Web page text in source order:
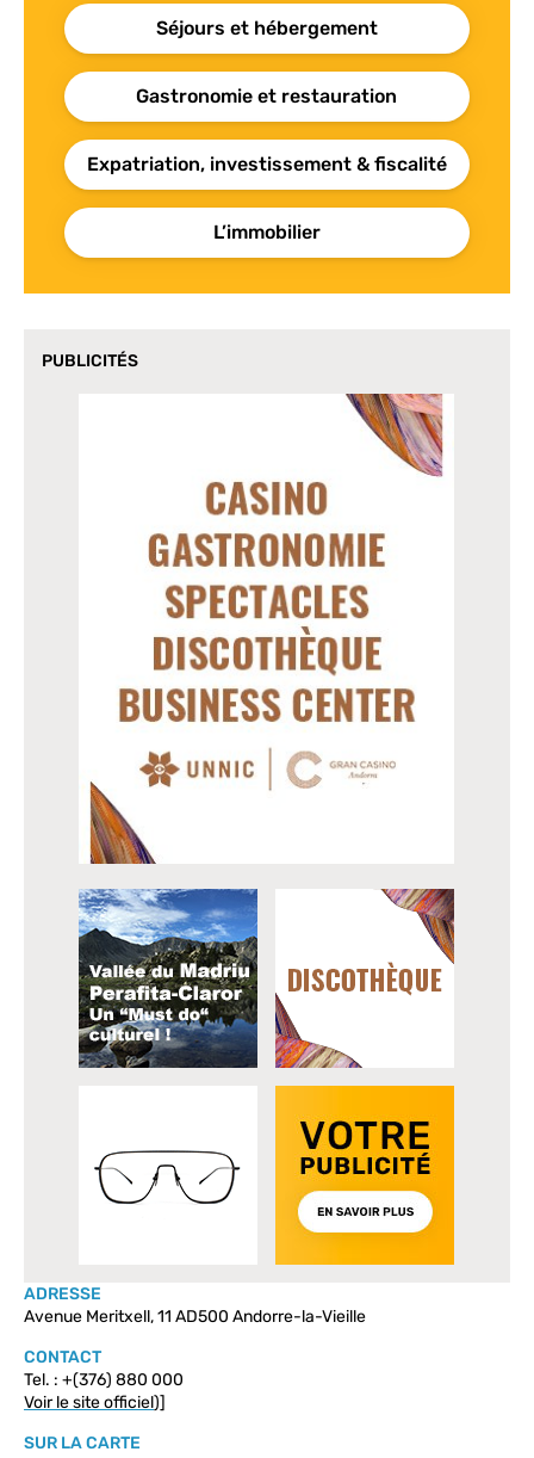
ADRESSE
Avenue Meritxell, 11 AD500 Andorre-la-Vieille
CONTACT
Tel. : +(376) 880 000
Voir le site officiel)]
SUR LA CARTE
Séjours et hébergement
Gastronomie et restauration
Expatriation, investissement & fiscalité
L’immobilier
PUBLICITÉS